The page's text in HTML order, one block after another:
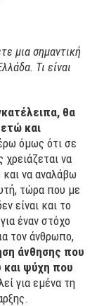
μια σημαντική
Τι είναι
θα
και
όμως ότι σε
να
να αναλάβω
τώρα που με
είναι και το
για έναν στόχο
τον άνθρωπο,
άνθησης που
και ψύχη που
για εμένα τη